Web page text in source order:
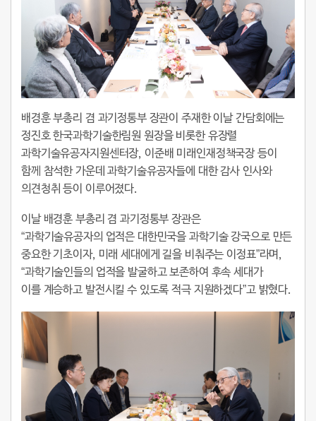
배경훈 부총리 겸 과기정통부 장관이 주재한 이날 간담회에는
정진호 한국과학기술한림원 원장을 비롯한 유장렬
과학기술유공자지원센터장, 이준배 미래인재정책국장 등이
함께 참석한 가운데 과학기술유공자들에 대한 감사 인사와
의견청취 등이 이루어졌다.
이날 배경훈 부총리 겸 과기정통부 장관은
“과학기술유공자의 업적은 대한민국을과학기술 강국으로 만든
중요한 기초이자, 미래 세대에게 길을 비춰주는이정표”라며,
“과학기술인들의 업적을 발굴하고 보존하여 후속 세대가
이를 계승하고 발전시킬 수 있도록적극 지원하겠다”고 밝혔다.